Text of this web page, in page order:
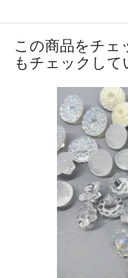
この商品をチェ
もチェックして